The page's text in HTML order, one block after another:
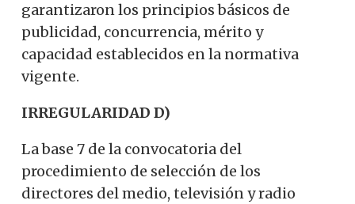
garantizaron los principios básicos de
publicidad, concurrencia, mérito y
capacidad establecidos en la normativa
vigente.
IRREGULARIDAD D)
La base 7 de la convocatoria del
procedimiento de selección de los
directores del medio, televisión y radio